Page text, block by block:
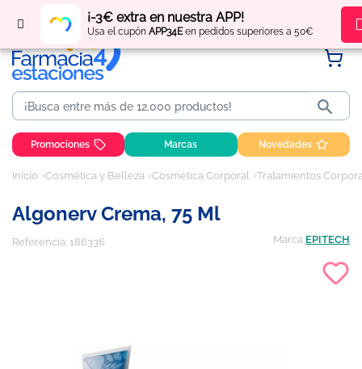
¡-3€ extra en nuestra APP!
Usa el cupón APP34Een pedidos superiores a 50€
Regístratey obtén puntos por tus compras

Promociones Marcas Novedades
Inicio Cosmética y Belleza Cosmética Corporal Tratamientos
Algonerv Crema, 75 Ml
Referencia: 186336 Marca EPITECH